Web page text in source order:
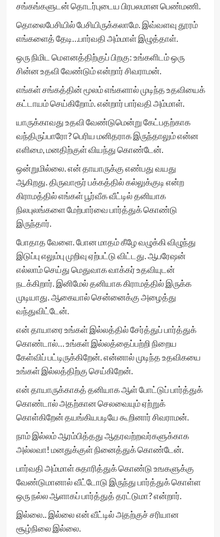
சங்கங்களுடன் தொடர்புடைய பிரபலமான பெண்மணி.
தொலைபேசியில் பேசியிருக்கலாமே. இவ்வளவு தூரம்
எங்களைத் தேடி…பார்வதி அம்மாள் இழுத்தாள்.
ஒரு நிமிட மௌனத்திற்குப் பிறகு: உங்களிடம் ஒரு
சின்ன உதவி வேண்டும் என்றார் சிவராமன்.
எங்கள் சங்கத்தின் மூலம் எங்களால் முடிந்த உதவியைக்
கட்டாயம் செய்கிறோம். என்றார் பார்வதி அம்மாள்.
யாருக்காவது உதவி வேண்டுமென்று கேட்பதற்காக
வந்திருப்பாரோ? பெரிய மனிதராக இருந்தாலும் என்ன
எளிமை, மனதிற்குள் வியந்து கொண்டேன்.
ஒன்றுமில்லை. என் தாயாருக்கு எண்பது வயது
ஆகிறது. திருவாரூர் பக்கத்தில் கல்லுக்குடி என்ற
கிராமத்தில் எங்கள் பூர்வீக வீட்டில் தனியாக
நிலபுலங்களை மேற்பார்வை பார்த்துக் கொண்டு
இருந்தார்.
போதாத வேளை. போன மாதம் கீழே வழுக்கி விழுந்து
இடுப்பு எலும்பு முறிவு ஏற்பட்டு விட்டது. ஆபரேஷன்
எல்லாம் செய்து மெதுவாக வாக்கர் உதவியுடன்
நடக்கிறார். இனிமேல் தனியாக கிராமத்தில் இருக்க
முடியாது. ஆகையால் சென்னைக்கு அழைத்து
வந்துவிட்டேன்.
என் தாயாரை உங்கள் இல்லத்தில் சேர்த்துப் பார்த்துக்
கொண்டால்… உங்கள் இல்லத்தைப்பற்றி நிறைய
கேள்விப் பட்டிருக்கிறேன். என்னால் முடிந்த உதவிகயை
உங்கள் இல்லத்திற்கு செய்கிறேன்.
என் தாயாருக்காகத் தனியாக ஆள் போட்டுப் பார்த்துக்
கொண்டால் அதற்கான செலவையும் ஏற்றுக்
கொள்கிறேன் தயங்கியபடியே கூறினார் சிவராமன்.
நாம் இல்லம் ஆரம்பித்தது ஆதரவற்றவர்களுக்காக
அல்லவா! மனதுக்குள் நினைத்துக் கொண்டேன்.
பார்வதி அம்மாள் சுதாரித்துக் கொண்டு உஙகளுக்கு
வேண்டுமானால் வீட்டோடு இருந்து பார்த்துக் கொள்ள
ஒரு நல்ல ஆளாகப் பார்த்துத் தரட்டுமா? என்றார்.
இல்லை.. இல்லை என் வீட்டில் அதற்குச் சரியான
சூழ்நிலை இல்லை.